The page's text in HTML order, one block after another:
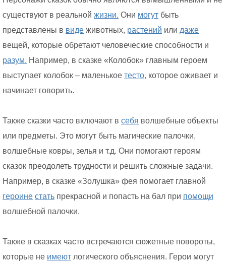
существуют в реальной жизни. Они могут быть
представлены в виде животных, растений или даже
вещей, которые обретают человеческие способности и
разум. Например, в сказке «Колобок» главным героем
выступает колобок – маленькое тесто, которое оживает и
начинает говорить.
Также сказки часто включают в себя волшебные объекты
или предметы. Это могут быть магические палочки,
волшебные ковры, зелья и т.д. Они помогают героям
сказок преодолеть трудности и решить сложные задачи.
Например, в сказке «Золушка» фея помогает главной
героине стать прекрасной и попасть на бал при помощи
волшебной палочки.
Также в сказках часто встречаются сюжетные повороты,
которые не имеют логического объяснения. Герои могут